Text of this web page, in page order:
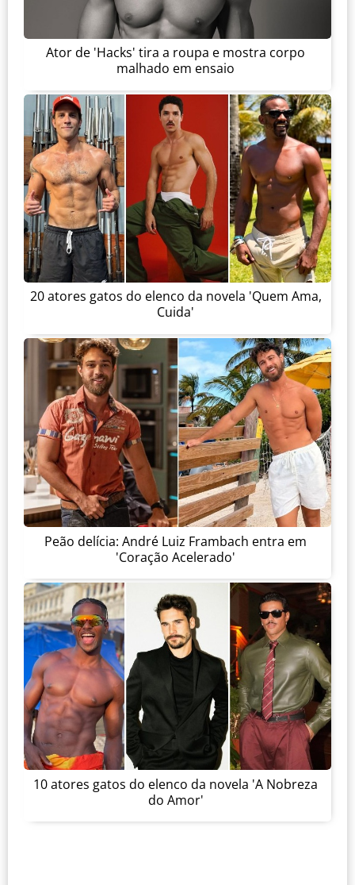
Ator de 'Hacks' tira a roupa e mostra corpo
malhado em ensaio
20 atores gatos do elenco da novela 'Quem Ama,
Cuida'
Peão delícia: André Luiz Frambach entra em
'Coração Acelerado'
10 atores gatos do elenco da novela 'A Nobreza
do Amor'